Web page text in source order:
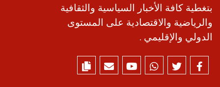
بتغطية كافة الأخبار السياسية والثقافية
والرياضية والاقتصادية على المستوى
الدولي والإقليمي .